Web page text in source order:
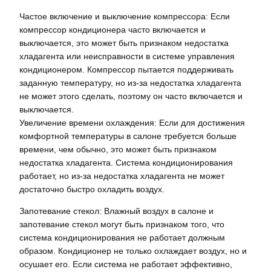
Частое включение и выключение компрессора: Если
компрессор кондиционера часто включается и
выключается, это может быть признаком недостатка
хладагента или неисправности в системе управления
кондиционером. Компрессор пытается поддерживать
заданную температуру, но из-за недостатка хладагента
не может этого сделать, поэтому он часто включается и
выключается.
Увеличение времени охлаждения: Если для достижения
комфортной температуры в салоне требуется больше
времени, чем обычно, это может быть признаком
недостатка хладагента. Система кондиционирования
работает, но из-за недостатка хладагента не может
достаточно быстро охладить воздух.
Запотевание стекол: Влажный воздух в салоне и
запотевание стекол могут быть признаком того, что
система кондиционирования не работает должным
образом. Кондиционер не только охлаждает воздух, но и
осушает его. Если система не работает эффективно,